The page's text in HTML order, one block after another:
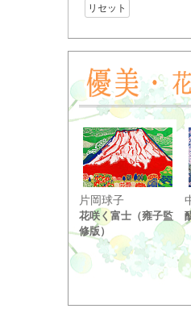
リセット
片岡球子
花咲く富士（雍子監
修版）